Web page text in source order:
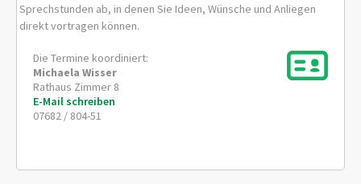
Sprechstunden ab, in denen Sie Ideen, Wünsche und Anliegen
direkt vortragen können.
Die Termine koordiniert:
Michaela Wisser
Rathaus Zimmer 8
E-Mail schreiben
07682 / 804-51